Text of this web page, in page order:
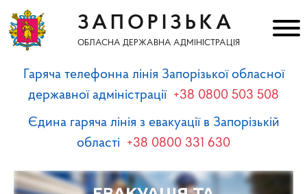
ЗАПОРІЗЬКА
ОБЛАСНА ДЕРЖАВНА АДМІНІСТРАЦІЯ
Гаряча телефонна лінія Запорізької обласної
державної адміністрації +38 0800 503 508
Єдина гаряча лінія з евакуації в Запорізькій
області +38 0800 331 630